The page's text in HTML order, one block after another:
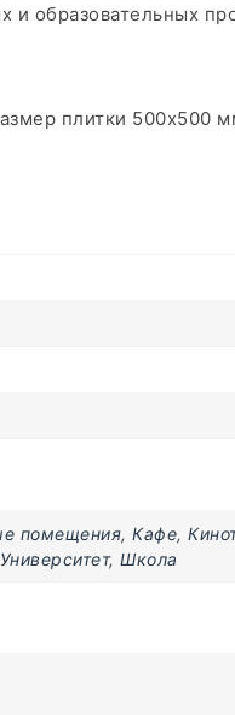
и образовательных
плитки 500х500
помещения, Кафе,
Университет, Школа